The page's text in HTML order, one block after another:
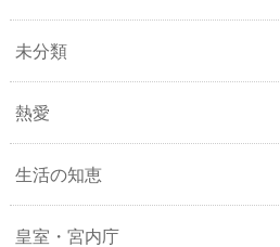
未分類
熱愛
生活の知恵
皇室・宮内庁